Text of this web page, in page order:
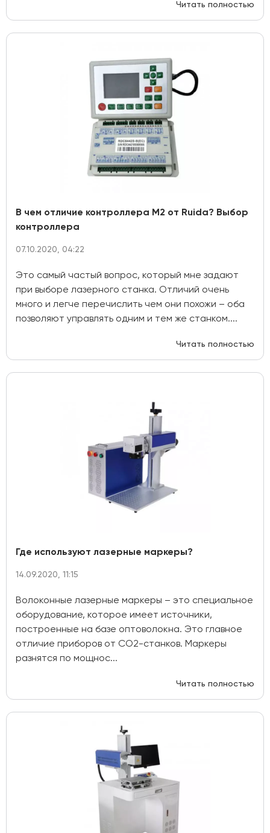
Читать полностью
В чем отличие контроллера М2 от Ruida? Выбор
контроллера
07.10.2020, 04:22
Это самый частый вопрос, который мне задают
при выборе лазерного станка. Отличий очень
много и легче перечислить чем они похожи – оба
позволяют управлять одним и тем же станком....
Читать полностью
Где используют лазерные маркеры?
14.09.2020, 11:15
Волоконные лазерные маркеры – это специальное
оборудование, которое имеет источники,
построенные на базе оптоволокна. Это главное
отличие приборов от СО2-станков. Маркеры
разнятся по мощнос...
Читать полностью